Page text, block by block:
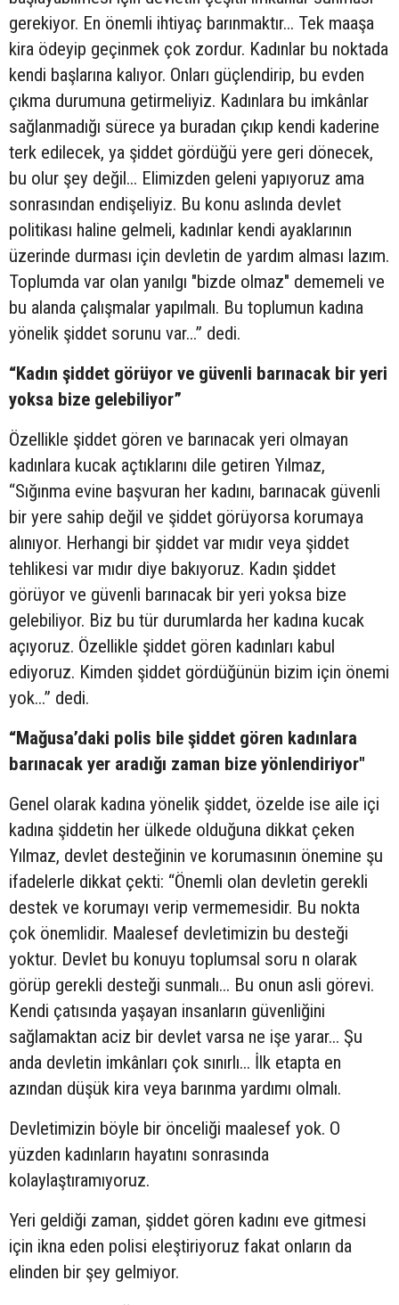
gerekiyor. En önemli ihtiyaç barınmaktır... Tek maaşa
kira ödeyip geçinmek çok zordur. Kadınlar bu noktada
kendi başlarına kalıyor. Onları güçlendirip, bu evden
çıkma durumuna getirmeliyiz. Kadınlara bu imkânlar
sağlanmadığı sürece ya buradan çıkıp kendi kaderine
terk edilecek, ya şiddet gördüğü yere geri dönecek,
bu olur şey değil... Elimizden geleni yapıyoruz ama
sonrasından endişeliyiz. Bu konu aslında devlet
politikası haline gelmeli, kadınlar kendi ayaklarının
üzerinde durması için devletin de yardım alması lazım.
Toplumda var olan yanılgı "bizde olmaz" dememeli ve
bu alanda çalışmalar yapılmalı. Bu toplumun kadına
yönelik şiddet sorunu var...” dedi.
“Kadın şiddet görüyor ve güvenli barınacak bir yeri
yoksa bize gelebiliyor”
Özellikle şiddet gören ve barınacak yeri olmayan
kadınlara kucak açtıklarını dile getiren Yılmaz,
“Sığınma evine başvuran her kadını, barınacak güvenli
bir yere sahip değil ve şiddet görüyorsa korumaya
alınıyor. Herhangi bir şiddet var mıdır veya şiddet
tehlikesi var mıdır diye bakıyoruz. Kadın şiddet
görüyor ve güvenli barınacak bir yeri yoksa bize
gelebiliyor. Biz bu tür durumlarda her kadına kucak
açıyoruz. Özellikle şiddet gören kadınları kabul
ediyoruz. Kimden şiddet gördüğünün bizim için önemi
yok...” dedi.
“Mağusa’daki polis bile şiddet gören kadınlara
barınacak yer aradığı zaman bize yönlendiriyor"
Genel olarak kadına yönelik şiddet, özelde ise aile içi
kadına şiddetin her ülkede olduğuna dikkat çeken
Yılmaz, devlet desteğinin ve korumasının önemine şu
ifadelerle dikkat çekti: “Önemli olan devletin gerekli
destek ve korumayı verip vermemesidir. Bu nokta
çok önemlidir. Maalesef devletimizin bu desteği
yoktur. Devlet bu konuyu toplumsal soru n olarak
görüp gerekli desteği sunmalı... Bu onun asli görevi.
Kendi çatısında yaşayan insanların güvenliğini
sağlamaktan aciz bir devlet varsa ne işe yarar... Şu
anda devletin imkânları çok sınırlı... İlk etapta en
azından düşük kira veya barınma yardımı olmalı.
Devletimizin böyle bir önceliği maalesef yok. O
yüzden kadınların hayatını sonrasında
kolaylaştıramıyoruz.
Yeri geldiği zaman, şiddet gören kadını eve gitmesi
için ikna eden polisi eleştiriyoruz fakat onların da
elinden bir şey gelmiyor.